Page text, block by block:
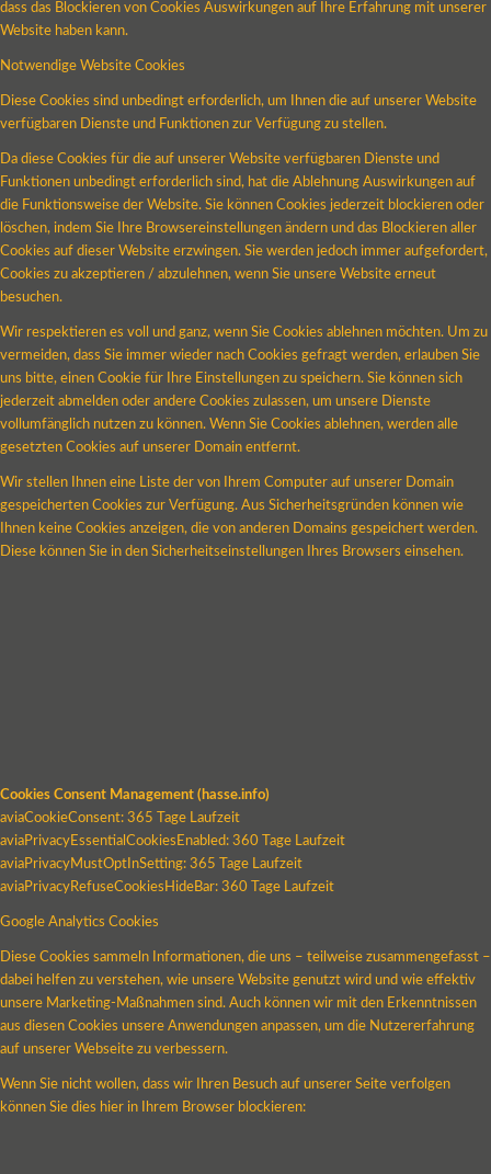
dass das Blockieren von Cookies Auswirkungen auf Ihre Erfahrung mit unserer
Website haben kann.
Notwendige Website Cookies
Diese Cookies sind unbedingt erforderlich, um Ihnen die auf unserer Website
verfügbaren Dienste und Funktionen zur Verfügung zu stellen.
Da diese Cookies für die auf unserer Website verfügbaren Dienste und
Funktionen unbedingt erforderlich sind, hat die Ablehnung Auswirkungen auf
die Funktionsweise der Website. Sie können Cookies jederzeit blockieren oder
löschen, indem Sie Ihre Browsereinstellungen ändern und das Blockieren aller
Cookies auf dieser Website erzwingen. Sie werden jedoch immer aufgefordert,
Cookies zu akzeptieren / abzulehnen, wenn Sie unsere Website erneut
besuchen.
Wir respektieren es voll und ganz, wenn Sie Cookies ablehnen möchten. Um zu
vermeiden, dass Sie immer wieder nach Cookies gefragt werden, erlauben Sie
uns bitte, einen Cookie für Ihre Einstellungen zu speichern. Sie können sich
jederzeit abmelden oder andere Cookies zulassen, um unsere Dienste
vollumfänglich nutzen zu können. Wenn Sie Cookies ablehnen, werden alle
gesetzten Cookies auf unserer Domain entfernt.
Wir stellen Ihnen eine Liste der von Ihrem Computer auf unserer Domain
gespeicherten Cookies zur Verfügung. Aus Sicherheitsgründen können wie
Ihnen keine Cookies anzeigen, die von anderen Domains gespeichert werden.
Diese können Sie in den Sicherheitseinstellungen Ihres Browsers einsehen.
Cookies Consent Management (hasse.info)
aviaCookieConsent: 365 Tage Laufzeit
aviaPrivacyEssentialCookiesEnabled: 360 Tage Laufzeit
aviaPrivacyMustOptInSetting: 365 Tage Laufzeit
aviaPrivacyRefuseCookiesHideBar: 360 Tage Laufzeit
Google Analytics Cookies
Diese Cookies sammeln Informationen, die uns – teilweise zusammengefasst –
dabei helfen zu verstehen, wie unsere Website genutzt wird und wie effektiv
unsere Marketing-Maßnahmen sind. Auch können wir mit den Erkenntnissen
aus diesen Cookies unsere Anwendungen anpassen, um die Nutzererfahrung
auf unserer Webseite zu verbessern.
Wenn Sie nicht wollen, dass wir Ihren Besuch auf unserer Seite verfolgen
können Sie dies hier in Ihrem Browser blockieren: